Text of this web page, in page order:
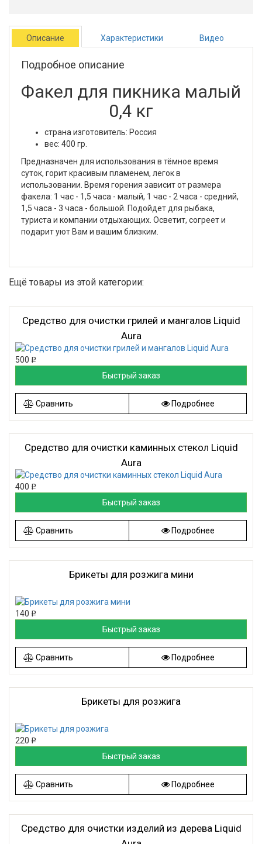
Описание Характеристики Видео
Подробное описание
Факел для пикника малый
0,4 кг
страна изготовитель: Россия
вес: 400 гр.
Предназначен для использования в тёмное время
суток, горит красивым пламенем, легок в
использовании. Время горения зависит от размера
факела: 1 час - 1,5 часа - малый, 1 час - 2 часа - средний,
1,5 часа - 3 часа - большой. Подойдет для рыбака,
туриста и компании отдыхающих. Осветит, согреет и
подарит уют Вам и вашим близким.
Ещё товары из этой категории:
Средство для очистки грилей и мангалов Liquid
Aura
500 Р
Быстрый заказ
Сравнить Подробнее
Средство для очистки каминных стекол Liquid
Aura
400 Р
Быстрый заказ
Сравнить Подробнее
Брикеты для розжига мини
140 Р
Быстрый заказ
Сравнить Подробнее
Брикеты для розжига
220 Р
Быстрый заказ
Сравнить Подробнее
Средство для очистки изделий из дерева Liquid